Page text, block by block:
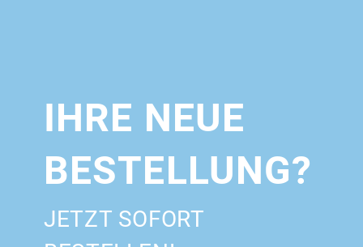
IHRE NEUE
BESTELLUNG?
JETZT SOFORT